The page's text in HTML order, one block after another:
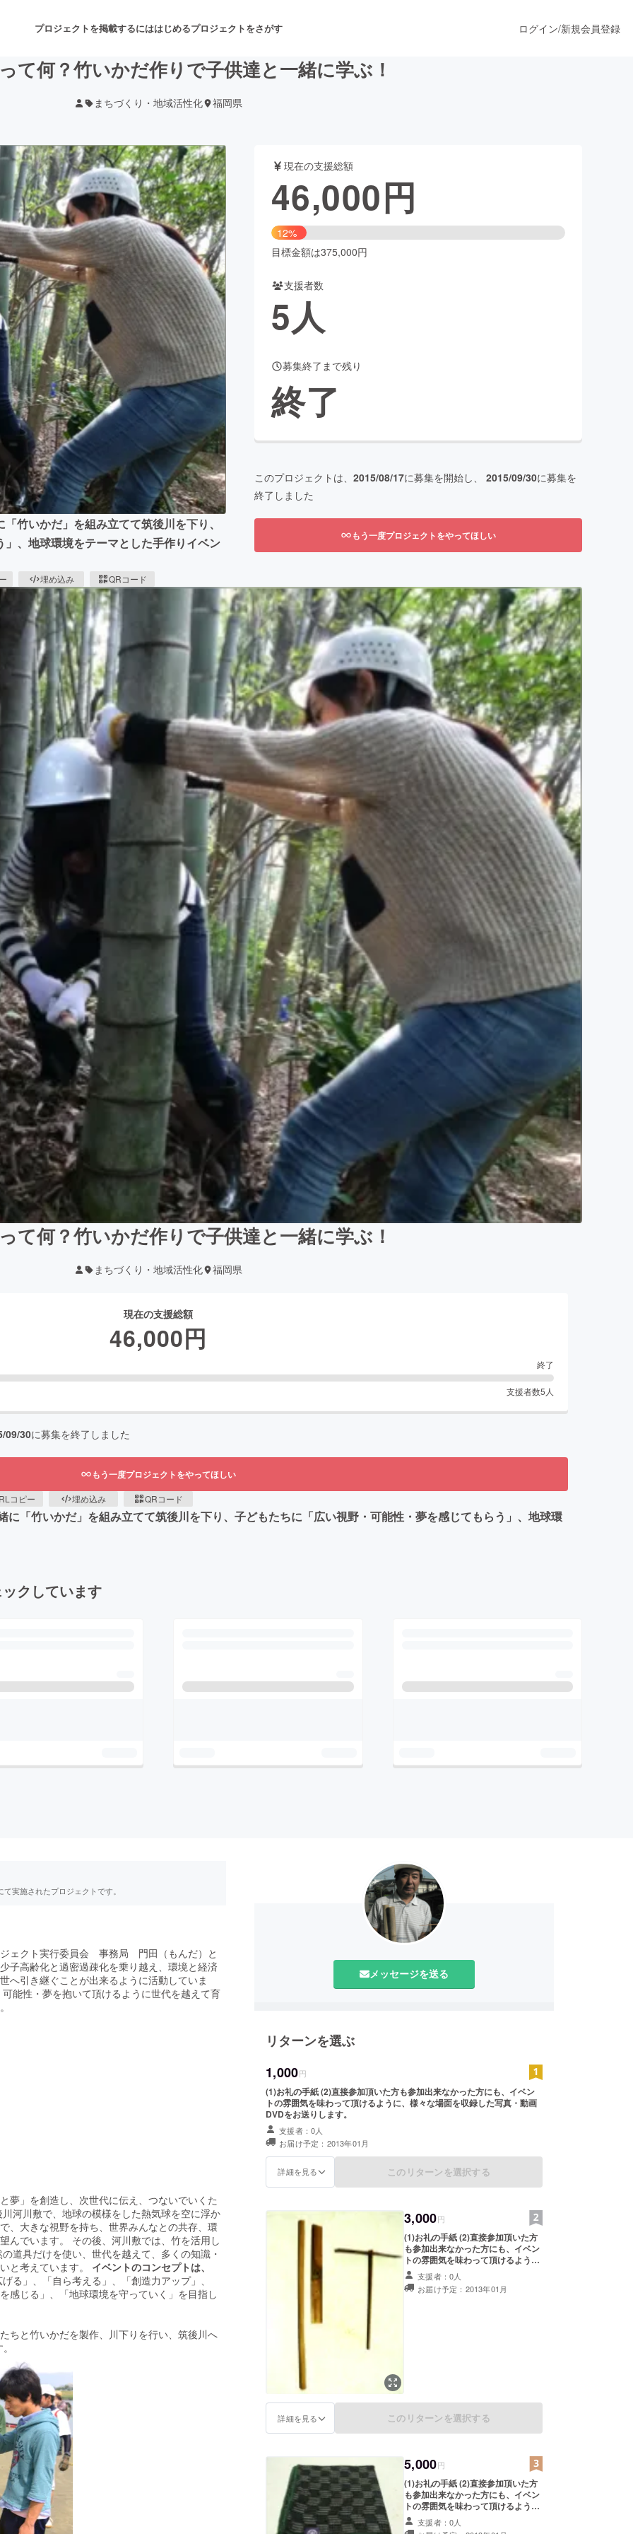
プロジェクトを掲載するにははじめるプロジェクトをさがす
音楽 舞台・パフォーマンス
ゲーム・サービス開発 フード・飲食店 ファッション
書籍・雑誌出版 アニメ・漫画
チャレンジ ビューティー・ヘルスケア
CAMPFIRE for Social Good CAMPFIRE Creation
CAMPFIREふるさと納税machi-ya コミュニティ
ログイン/新規会員登録
て何？竹いかだ作りで子供達と一緒に学ぶ！
まちづくり・地域活性化 福岡県
竹いかだ」を組み立てて筑後川を下り、
、地球環境をテーマとした手作りイベン
埋め込み QRコード
現在の支援総額
46,000円
12%
目標金額は375,000円
支援者数
5人
募集終了まで残り
終了
このプロジェクトは、 2015/08/17に募集を開始し、 2015/09/30に募集を
終了しました
もう一度プロジェクトをやってほしい
て何？竹いかだ作りで子供達と一緒に学ぶ！
まちづくり・地域活性化 福岡県
現在の支援総額
46,000円
終了
支援者数5 人
09/30に募集を終了しました
もう一度プロジェクトをやってほしい
コピー 埋め込み QRコード
「竹いかだ」を組み立てて筑後川を下り、子どもたちに「広い視野・可能性・夢を感じてもらう」、地球環
クしています
実施されたプロジェクトです。
ェクト実行委員会 事務局 門田（もんだ）と
子高齢化と過密過疎化を乗り越え、環境と経済
へ引き継ぐことが出来るように活動していま
能性・夢を抱いて頂けるように世代を越えて育
夢」を創造し、次世代に伝え、つないでいくた
河川敷で、地球の模様をした熱気球を空に浮か
、大きな視野を持ち、世界みんなとの共存、環
んでいます。 その後、河川敷では、竹を活用し
道具だけを使い、世代を越えて、多くの知識・
と考えています。 イベントのコンセプトは、
る」、「自ら考える」、「創造力アップ」、
感じる」、「地球環境を守っていく」を目指し
ちと竹いかだを製作、川下りを行い、筑後川へ
メッセージを送る
リターンを選ぶ
1,000円
(1)お礼の手紙 (2)直接参加頂いた方も参加出来なかった方にも、イベン
トの雰囲気を味わって頂けるように、様々な場面を収録した写真・動画
DVDをお送りします。
支援者：0人
お届け予定：2013年01月
詳細を見る このリターンを選択する
3,000円
(1)お礼の手紙 (2)直接参加頂いた方
も参加出来なかった方にも、イベン
トの雰囲気を味わって頂けるよう
に、様々な場面を収録した写真・動
画DVDをお送りします。 (3)竹トン
ボ (4)竹炭（竹は、多くの気孔があ
支援者：0人
お届け予定：2013年01月
詳細を見る このリターンを選択する
5,000円
(1)お礼の手紙 (2)直接参加頂いた方
も参加出来なかった方にも、イベン
トの雰囲気を味わって頂けるよう
に、様々な場面を収録した写真・動
画DVDをお送りします。 (3)竹トン
支援者：0人